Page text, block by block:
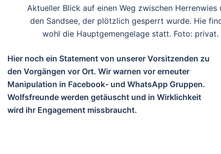
Aktueller Blick auf einen Weg zwischen Herrenwies
den Sandsee, der plötzlich gesperrt wurde. Hie
wohl die Hauptgemengelage statt. Foto: privat.
Hier noch ein Statement von unserer Vorsitzenden zu
den Vorgängen vor Ort. Wir warnen vor erneuter
Manipulation in Facebook- und WhatsApp Gruppen.
Wolfsfreunde werden getäuscht und in Wirklichkeit
wird ihr Engagement missbraucht.